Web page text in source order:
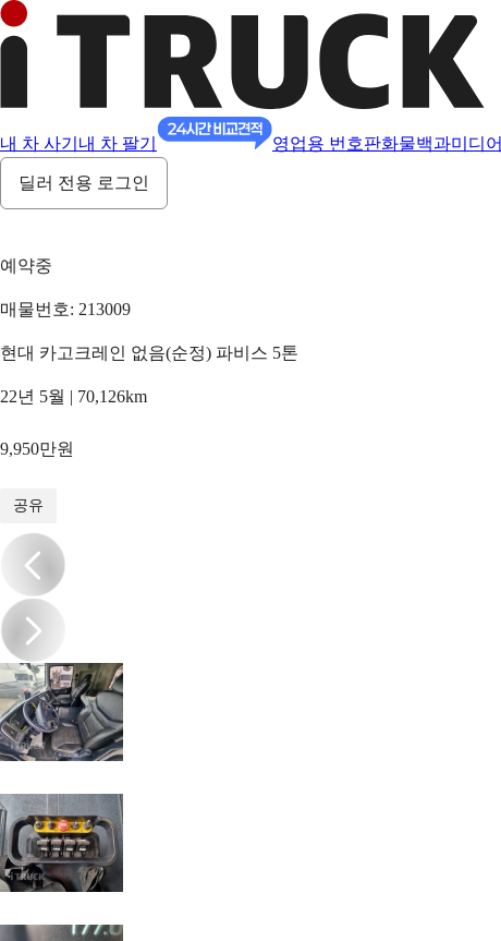
내 차 사기 내 차 팔기 영업용 번호판화물백과미디어
딜러 전용 로그인
예약중
매물번호: 213009
현대 카고크레인 없음(순정) 파비스 5톤
22년 5월 | 70,126km
9,950만원
공유
/20